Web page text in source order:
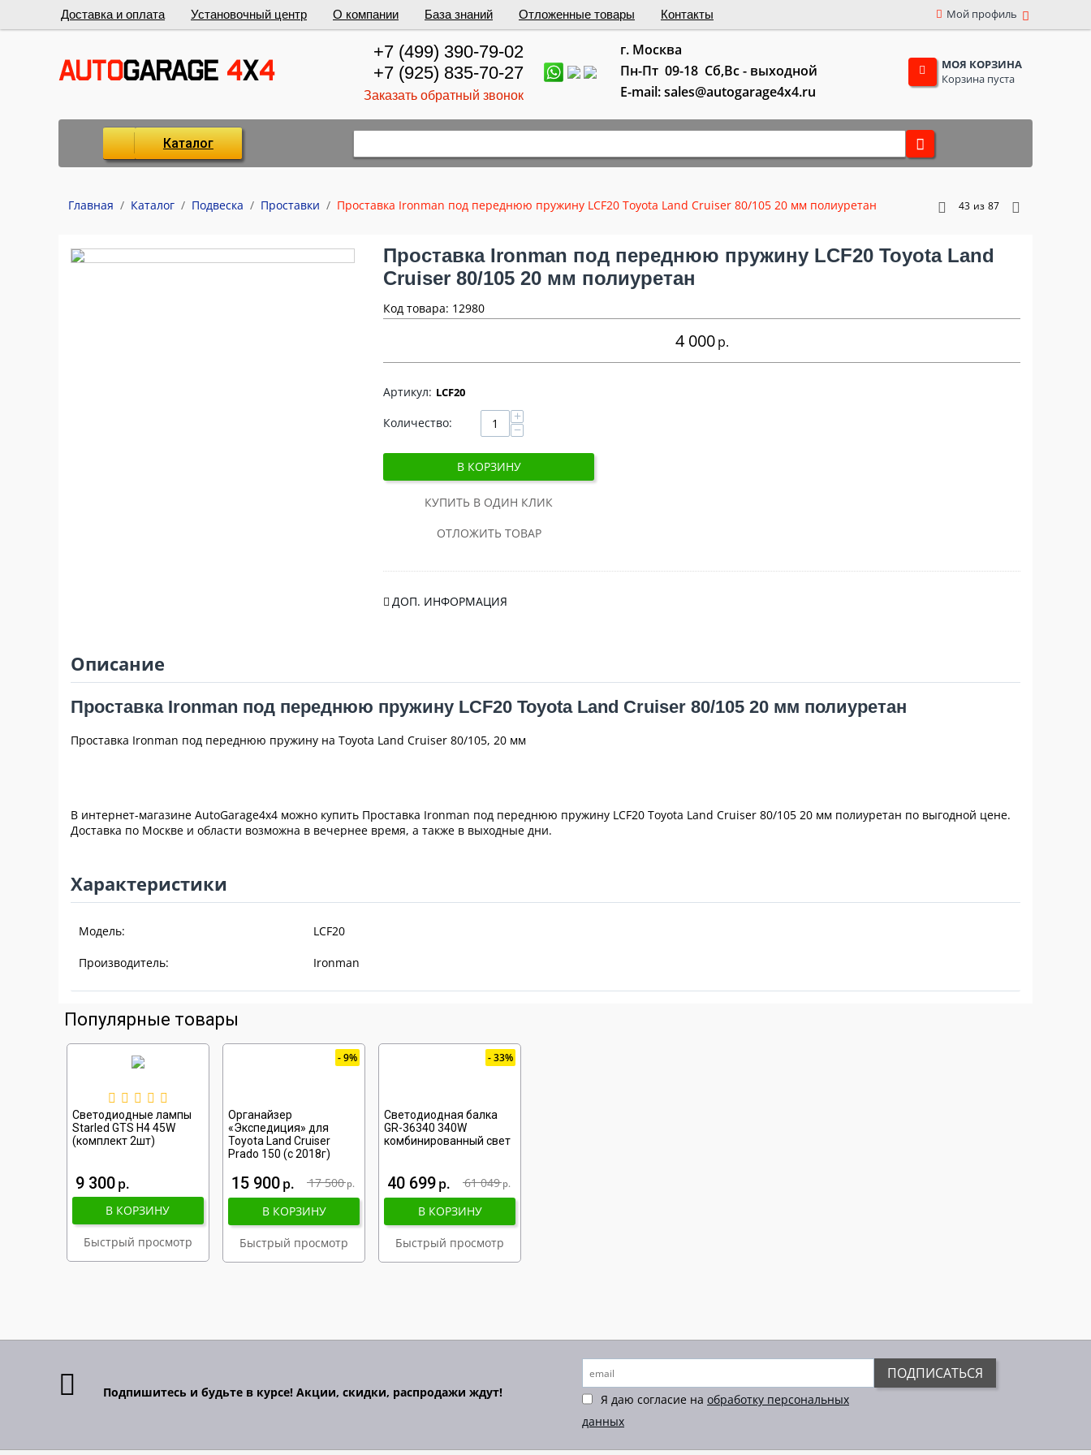
Доставка и оплата Установочный центр О компании База знаний Отложенные товары Контакты Мой профиль
+7 (499) 390-79-02
+7 (925) 835-70-27
Заказать обратный звонок
г. Москва
Пн-Пт 09-18 Сб,Вс - выходной
E-mail: sales@autogarage4x4.ru
МОЯ КОРЗИНА
Корзина пуста
Каталог
Главная / Каталог / Подвеска / Проставки / Проставка Ironman под переднюю пружину LCF20 Toyota Land Cruiser 80/105 20 мм полиуретан 43 из 87
Проставка Ironman под переднюю пружину LCF20 Toyota Land
Cruiser 80/105 20 мм полиуретан
Код товара: 12980
4 000 р
LCF20
Количество: +
−
В КОРЗИНУ
КУПИТЬ В ОДИН КЛИК
ОТЛОЖИТЬ ТОВАР
ДОП. ИНФОРМАЦИЯ
Описание
Проставка Ironman под переднюю пружину LCF20 Toyota Land Cruiser 80/105 20 мм полиуретан
Проставка Ironman под переднюю пружину на Toyota Land Cruiser 80/105, 20 мм
В интернет-магазине AutoGarage4x4 можно купить Проставка Ironman под переднюю пружину LCF20 Toyota Land Cruiser 80/105 20 мм полиуретан по выгодной цене.
Доставка по Москве и области возможна в вечернее время, а также в выходные дни.
Характеристики
Модель: LCF20
Производитель: Ironman
Популярные товары
Светодиодные лампы
Starled GTS H4 45W
(комплект 2шт)
9 300р
В КОРЗИНУ
Быстрый просмотр
9%
Органайзер
«Экспедиция» для
Toyota Land Cruiser
Prado 150 (с 2018г)
17 500 р
15 900р
В КОРЗИНУ
Быстрый просмотр
33%
Светодиодная балка
GR-36340 340W
комбинированный свет
61 049 р
40 699р
В КОРЗИНУ
Быстрый просмотр
Подпишитесь и будьте в курсе! Акции, скидки, распродажи ждут! Я даю согласие на обработку персональных
данных
ПОДПИСАТЬСЯ